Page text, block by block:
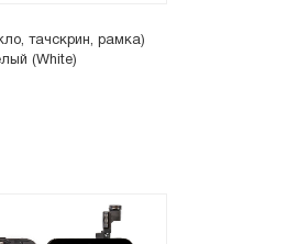
тачскрин, рамка)
(White)